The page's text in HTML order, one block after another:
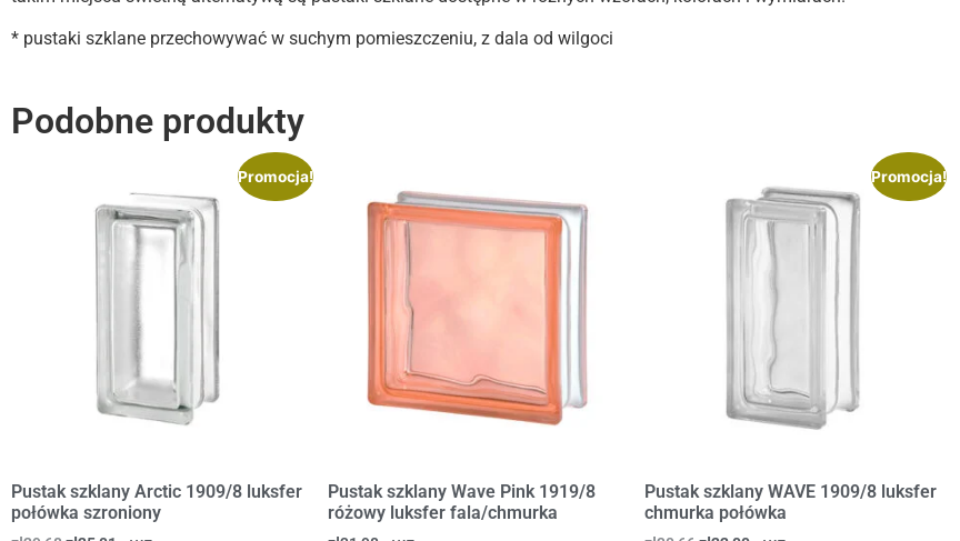
* pustaki szklane przechowywać w suchym pomieszczeniu, z dala od wilgoci
Podobne produkty
Promocja!
Pustak szklany Arctic 1909/8 luksfer
połówka szroniony
Pustak szklany Wave Pink 1919/8
różowy luksfer fala/chmurka
Promocja!
Pustak szklany WAVE 1909/8 luksfer
chmurka połówka